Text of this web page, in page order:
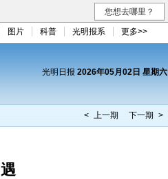
您想去哪里？
图片 科普 光明报系 更多>>
光明日报 2026年05月02日 星期六
< 上一期 下一期 >